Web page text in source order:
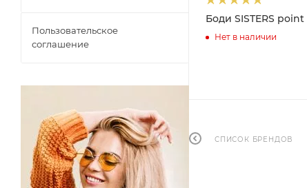
Боди SISTERS point
Нет в наличии
СПИСОК БРЕНДОВ
Пользовательское
соглашение